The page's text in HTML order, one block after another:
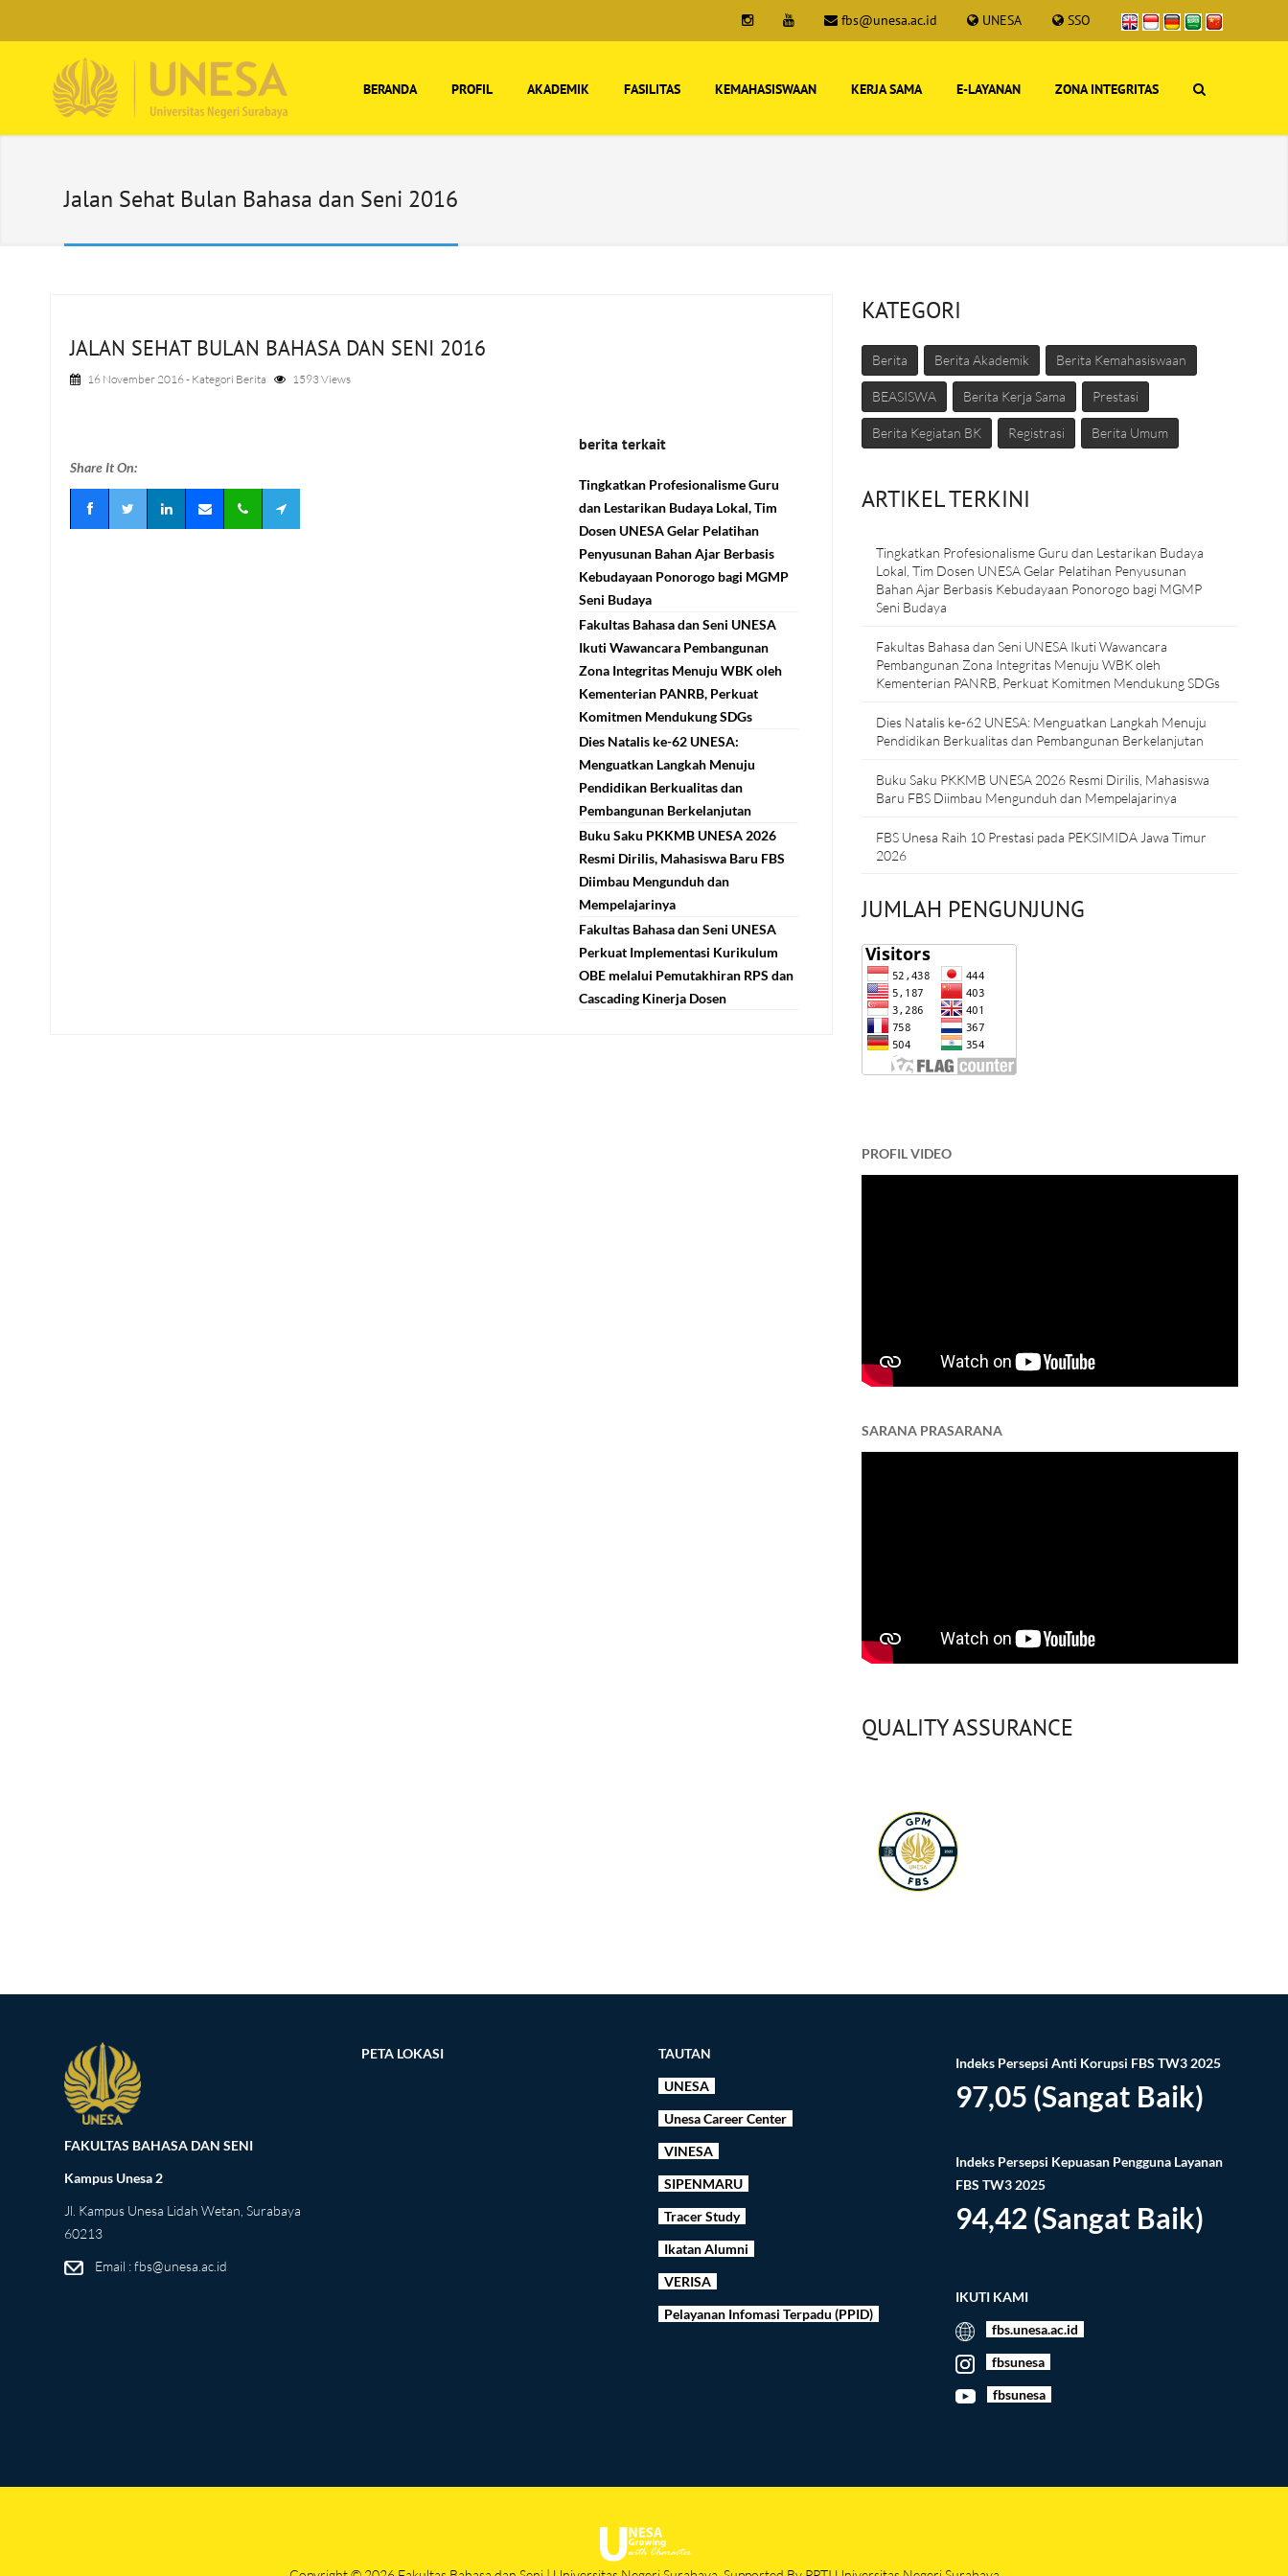
UNESA SSO
fbs@unesa.ac.id
BERANDA PROFIL AKADEMIK FASILITAS KEMAHASISWAAN KERJA SAMA E-LAYANAN ZONA INTEGRITAS
Jalan Sehat Bulan Bahasa dan Seni 2016
JALAN SEHAT BULAN BAHASA DAN SENI 2016
16 November 2016- Kategori Berita 1593 Views
berita terkait
Tingkatkan Profesionalisme Guru
dan Lestarikan Budaya Lokal, Tim
Dosen UNESA Gelar Pelatihan
Penyusunan Bahan Ajar Berbasis
Kebudayaan Ponorogo bagi MGMP
Seni Budaya
Fakultas Bahasa dan Seni UNESA
Ikuti Wawancara Pembangunan
Zona Integritas Menuju WBK oleh
Kementerian PANRB, Perkuat
Komitmen Mendukung SDGs
Dies Natalis ke-62 UNESA:
Menguatkan Langkah Menuju
Pendidikan Berkualitas dan
Pembangunan Berkelanjutan
Buku Saku PKKMB UNESA 2026
Resmi Dirilis, Mahasiswa Baru FBS
Diimbau Mengunduh dan
Mempelajarinya
Fakultas Bahasa dan Seni UNESA
Perkuat Implementasi Kurikulum
OBE melalui Pemutakhiran RPS dan
Cascading Kinerja Dosen
Share It On:
KATEGORI
Berita Berita Akademik Berita Kemahasiswaan
BEASISWA Berita Kerja Sama Prestasi
Berita Kegiatan BK Registrasi Berita Umum
ARTIKEL TERKINI
Tingkatkan Profesionalisme Guru dan Lestarikan Budaya
Lokal, Tim Dosen UNESA Gelar Pelatihan Penyusunan
Bahan Ajar Berbasis Kebudayaan Ponorogo bagi MGMP
Seni Budaya
Fakultas Bahasa dan Seni UNESA Ikuti Wawancara
Pembangunan Zona Integritas Menuju WBK oleh
Kementerian PANRB, Perkuat Komitmen Mendukung SDGs
Dies Natalis ke-62 UNESA: Menguatkan Langkah Menuju
Pendidikan Berkualitas dan Pembangunan Berkelanjutan
Buku Saku PKKMB UNESA 2026 Resmi Dirilis, Mahasiswa
Baru FBS Diimbau Mengunduh dan Mempelajarinya
FBS Unesa Raih 10 Prestasi pada PEKSIMIDA Jawa Timur
2026
JUMLAH PENGUNJUNG
PROFIL VIDEO
SARANA PRASARANA
QUALITY ASSURANCE
FAKULTAS BAHASA DAN SENI
Kampus Unesa 2
Jl. Kampus Unesa Lidah Wetan, Surabaya
60213
Email : fbs@unesa.ac.id
PETA LOKASI
TAUTAN
UNESA
Unesa Career Center
VINESA
SIPENMARU
Tracer Study
Ikatan Alumni
VERISA
Pelayanan Infomasi Terpadu (PPID)
Indeks Persepsi Anti Korupsi FBS TW3 2025
97,05 (Sangat Baik)
Indeks Persepsi Kepuasan Pengguna Layanan
FBS TW3 2025
94,42 (Sangat Baik)
IKUTI KAMI
fbs.unesa.ac.id
fbsunesa
fbsunesa